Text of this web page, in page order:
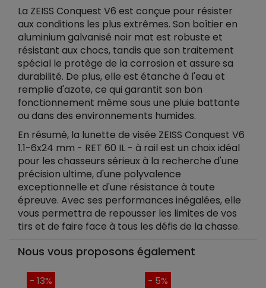
La ZEISS Conquest V6 est conçue pour résister
aux conditions les plus extrêmes. Son boîtier en
aluminium galvanisé noir mat est robuste et
résistant aux chocs, tandis que son traitement
spécial le protège de la corrosion et assure sa
durabilité. De plus, elle est étanche à l'eau et
remplie d'azote, ce qui garantit son bon
fonctionnement même sous une pluie battante
ou dans des environnements humides.
En résumé, la lunette de visée ZEISS Conquest V6
1.1-6x24 mm - RET 60 IL - à rail est un choix idéal
pour les chasseurs sérieux à la recherche d'une
précision ultime, d'une polyvalence
exceptionnelle et d'une résistance à toute
épreuve. Avec ses performances inégalées, elle
vous permettra de repousser les limites de vos
tirs et de faire face à tous les défis de la chasse.
Nous vous proposons également
- 13% - 5%